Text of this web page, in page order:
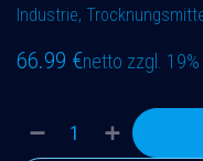
Industrie,
66.99 €netto zzgl. 19%